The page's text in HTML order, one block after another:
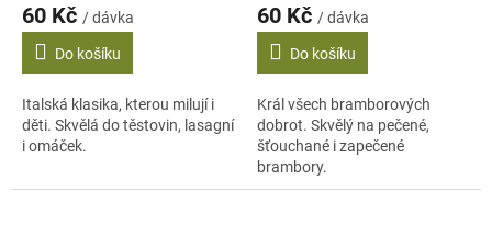
60 Kč / dávka
Do košíku
Italská klasika, kterou milují i
děti. Skvělá do těstovin, lasagní
i omáček.
60 Kč / dávka
Do košíku
Král všech bramborových
dobrot. Skvělý na pečené,
šťouchané i zapečené
brambory.